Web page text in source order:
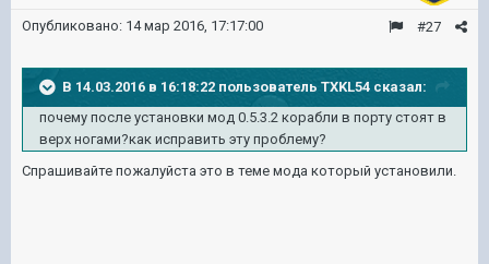
#27
Опубликовано: 14 мар 2016, 17:17:00
В 14.03.2016 в 16:18:22 пользователь TXKL54 сказал:
почему после установки мод 0.5.3.2 корабли в порту стоят в
верх ногами?как исправить эту проблему?
Спрашивайте пожалуйста это в теме мода который установили.